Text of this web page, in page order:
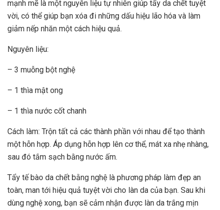
mạnh mẽ là một nguyên liệu tự nhiên giúp tẩy da chết tuyệt
vời, có thể giúp bạn xóa đi những dấu hiệu lão hóa và làm
giảm nếp nhăn một cách hiệu quả.
Nguyên liệu:
– 3 muỗng bột nghệ
– 1 thìa mật ong
– 1 thìa nước cốt chanh
Cách làm: Trộn tất cả các thành phần với nhau để tạo thành
một hỗn hợp. Áp dụng hỗn hợp lên cơ thể, mát xa nhẹ nhàng,
sau đó tắm sạch bằng nước ấm.
Tẩy tế bào da chết bằng nghệ là phương pháp làm đẹp an
toàn, man tới hiệu quả tuyệt vời cho làn da của bạn. Sau khi
dùng nghệ xong, bạn sẽ cảm nhận được làn da trắng mịn